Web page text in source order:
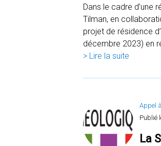
Dans le cadre d’une
Tilman, en
projet de résidence
décembre 2023) en
> Lire la suite
Appel
Publié
La